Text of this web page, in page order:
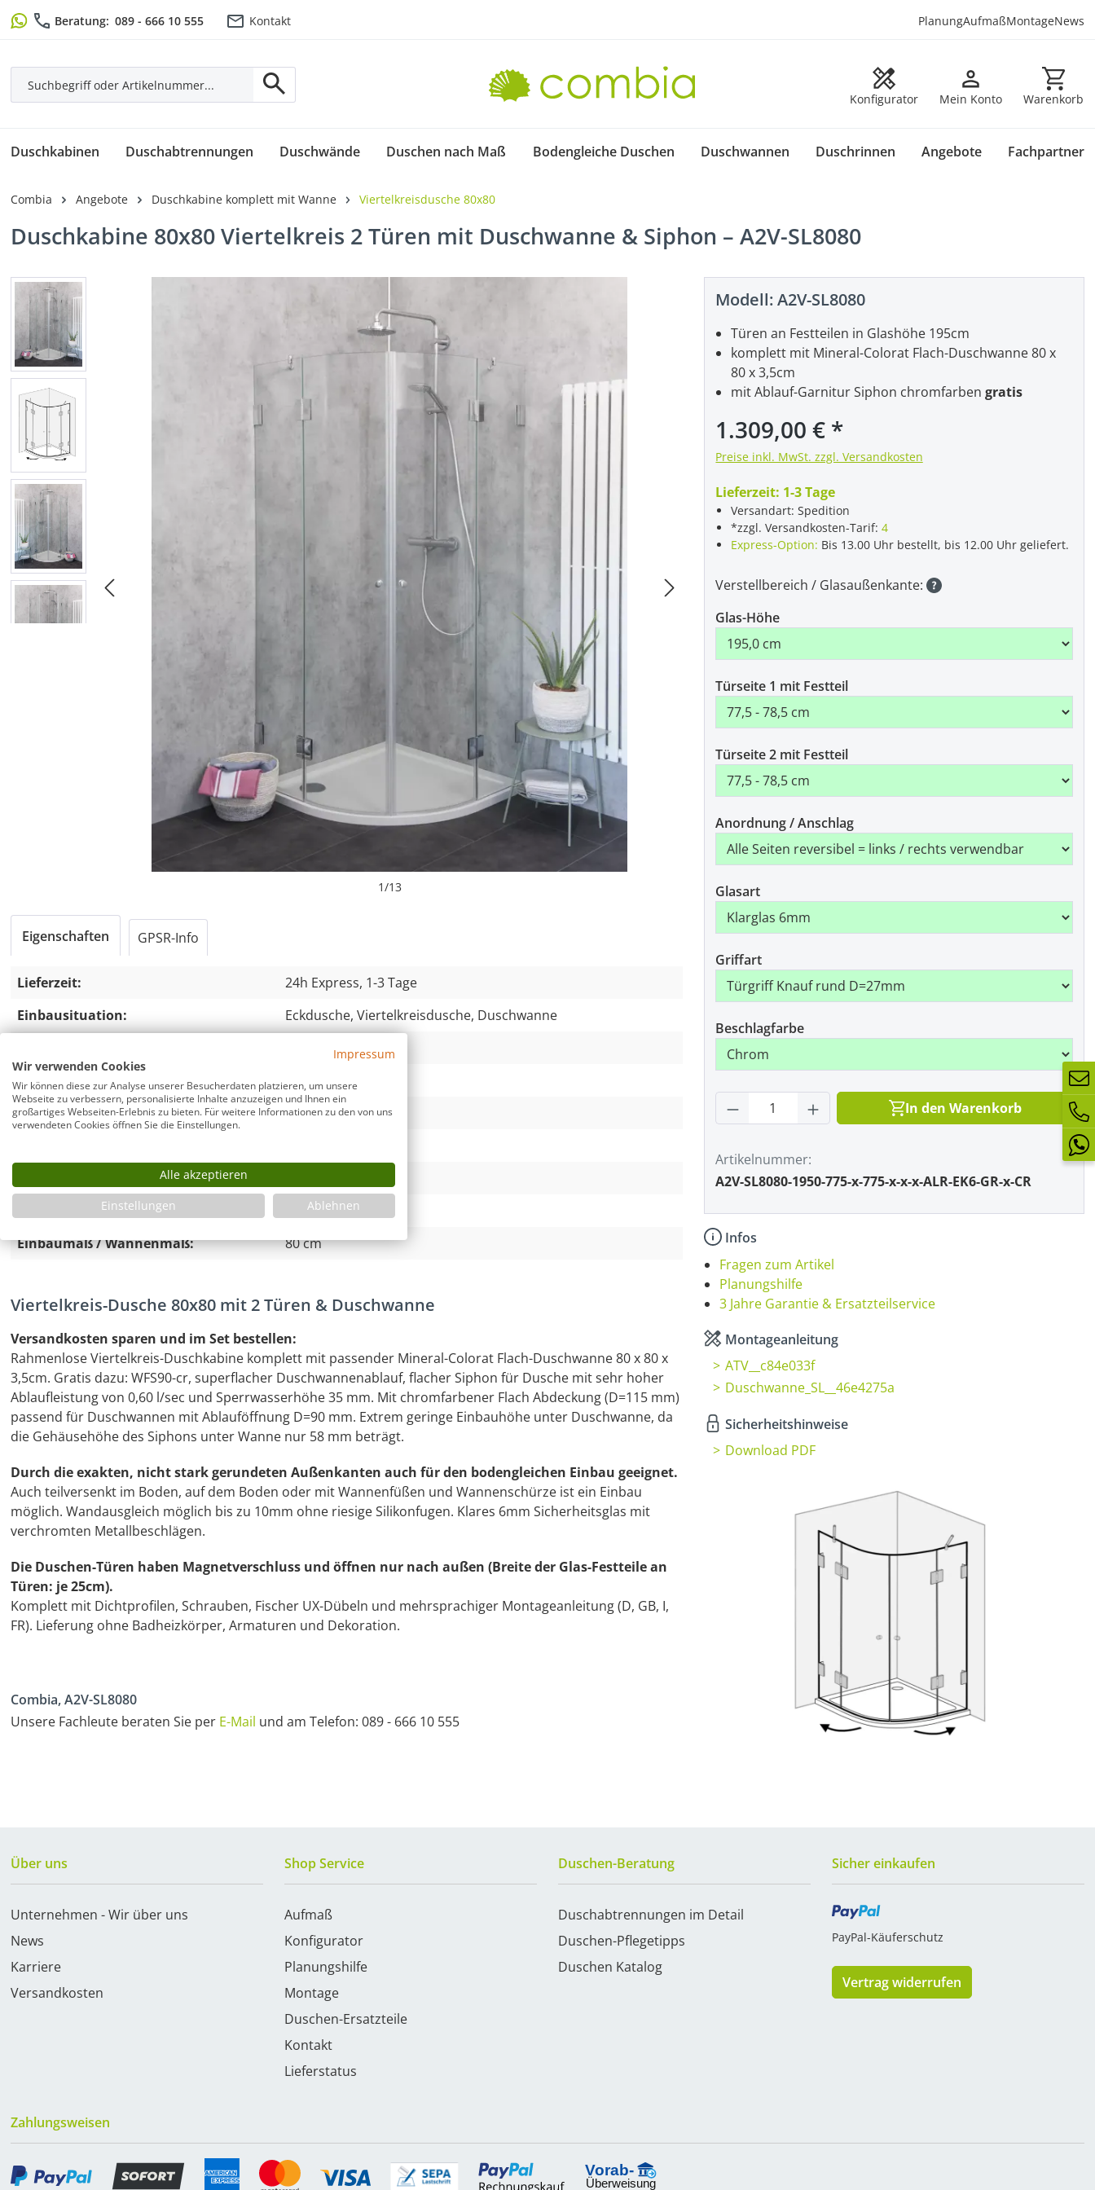
Hauptinhalt springen
Zur Suche springen
Zur Hauptnavigation springen
Beratung: 089 - 666 10 555 Kontakt PlanungAufmaßMontageNews
Konfigurator Mein Konto Warenkorb
Warenkorb
Duschkabinen Duschabtrennungen Duschwände Duschen nach Maß Bodengleiche Duschen Duschwannen Duschrinnen Angebote Fachpartner
Combia Angebote Duschkabine komplett mit Wanne Viertelkreisdusche 80x80
Duschkabine 80x80 Viertelkreis 2 Türen mit Duschwanne & Siphon – A2V-SL8080
Bildergalerie überspringen
1/13
Modell:A2V-SL8080
1.309,00 €
Preise inkl. MwSt. zzgl. Versandkosten
Lieferzeit: 1-3 Tage
Versandart: Spedition
*zzgl. Versandkosten-Tarif:4
Express-Option: Bis 13.00 Uhr bestellt, bis 12.00 Uhr geliefert.
Türen an Festteilen in Glashöhe 195cm
komplett mit Mineral-Colorat Flach-Duschwanne 80 x
80 x 3,5cm
mit Ablauf-Garnitur Siphon chromfarbengratis
Verstellbereich / Glasaußenkante:
Glas-Höhe
Türseite 1 mit Festteil
Türseite 2 mit Festteil
Anordnung / Anschlag
Glasart
Griffart
Beschlagfarbe
Produkt Anzahl: Gib den gewünschten
In den Warenkorb
Artikelnummer
A2V-SL8080-1950-775-x-775-x-x-x-ALR-EK6-GR-x-CR
Infos
Fragen zum Artikel
Planungshilfe
3 Jahre Garantie & Ersatzteilservice
Montageanleitung
ATV__c84e033f
Duschwanne_SL__46e4275a
Sicherheitshinweise
Download PDF
Eigenschaften GPSR-Info
Lieferzeit:
24h Express, 1-3 Tage
Einbausituation:
Eckdusche, Viertelkreisdusche, Duschwanne
rahmenlos
Türart:
Türe an Festteil
Beschlagfarbe:
chrom
195 cm
Einbaumaß / Wannenmaß:
80 cm
Viertelkreis-Dusche 80x80 mit 2 Türen & Duschwanne
Versandkosten sparen und im Set bestellen:
Rahmenlose Viertelkreis-Duschkabine komplett mit passender Mineral-Colorat Flach-Duschwanne 80 x 80 x
3,5cm. Gratis dazu: WFS90-cr, superflacher Duschwannenablauf, flacher Siphon für Dusche mit sehr hoher
Ablaufleistung von 0,60 l/sec und Sperrwasserhöhe 35 mm. Mit chromfarbener Flach Abdeckung (D=115 mm)
passend für Duschwannen mit Ablauföffnung D=90 mm. Extrem geringe Einbauhöhe unter Duschwanne, da
die Gehäusehöhe des Siphons unter Wanne nur 58 mm beträgt.
Durch die exakten, nicht stark gerundeten Außenkanten auch für den bodengleichen Einbau geeignet.
Auch teilversenkt im Boden, auf dem Boden oder mit Wannenfüßen und Wannenschürze ist ein Einbau
möglich. Wandausgleich möglich bis zu 10mm ohne riesige Silikonfugen. Klares 6mm Sicherheitsglas mit
verchromten Metallbeschlägen.
Die Duschen-Türen haben Magnetverschluss und öffnen nur nach außen (Breite der Glas-Festteile an
Türen: je 25cm).
Komplett mit Dichtprofilen, Schrauben, Fischer UX-Dübeln und mehrsprachiger Montageanleitung (D, GB, I,
FR). Lieferung ohne Badheizkörper, Armaturen und Dekoration.
Combia, A2V-SL8080
Unsere Fachleute beraten Sie per E-Mail und am Telefon: 089 - 666 10 555
Über uns
Unternehmen - Wir über uns
News
Karriere
Versandkosten
Shop Service
Aufmaß
Konfigurator
Planungshilfe
Montage
Duschen-Ersatzteile
Kontakt
Lieferstatus
Duschen-Beratung
Duschabtrennungen im Detail
Duschen-Pflegetipps
Duschen Katalog
Sicher einkaufen
PayPal-Käuferschutz
Vertrag widerrufen
Zahlungsweisen
Impressum
Wir verwenden Cookies
Wir können diese zur Analyse unserer Besucherdaten platzieren, um unsere
Webseite zu verbessern, personalisierte Inhalte anzuzeigen und Ihnen ein
großartiges Webseiten-Erlebnis zu bieten. Für weitere Informationen zu den von uns
verwendeten Cookies öffnen Sie die Einstellungen.
Alle akzeptieren
Einstellungen
Ablehnen